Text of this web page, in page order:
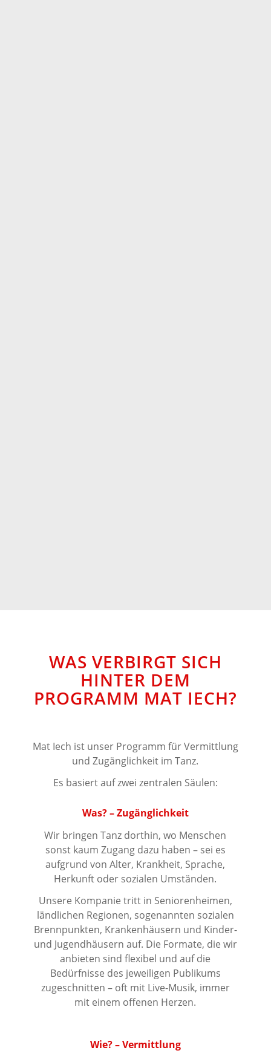
WAS VERBIRGT SICH
HINTER DEM
PROGRAMM MAT IECH?
Mat Iech ist unser Programm für Vermittlung
und Zugänglichkeit im Tanz.
Es basiert auf zwei zentralen Säulen:
Was? – Zugänglichkeit
Wir bringen Tanz dorthin, wo Menschen
sonst kaum Zugang dazu haben – sei es
aufgrund von Alter, Krankheit, Sprache,
Herkunft oder sozialen Umständen.
Unsere Kompanie tritt in Seniorenheimen,
ländlichen Regionen, sogenannten sozialen
Brennpunkten, Krankenhäusern und Kinder-
und Jugendhäusern auf. Die Formate, die wir
anbieten sind flexibel und auf die
Bedürfnisse des jeweiligen Publikums
zugeschnitten – oft mit Live-Musik, immer
mit einem offenen Herzen.
Wie? – Vermittlung